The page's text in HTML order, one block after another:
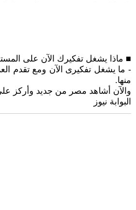
■ ماذا يشغل تفكيرك الآن على
- ما يشغل تفكيرى الآن ومع تقدم
منها.
والآن أشاهد مصر من جديد وأركز
البوابة نيوز